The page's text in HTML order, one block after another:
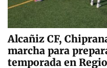
Alcañiz CF,
marcha para
temporada en